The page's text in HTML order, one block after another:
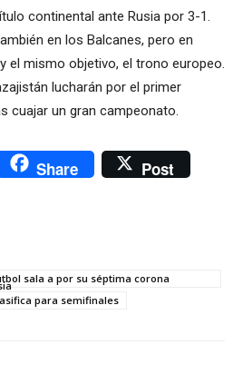
continental ante Rusia por 3-1.
en los Balcanes, pero en
el mismo objetivo, el trono europeo.
lucharán por el primer
cuajar un gran campeonato.
Share Post
sala a por su séptima corona
para semifinales